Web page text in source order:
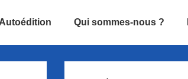
Autoédition Qui sommes-nous ?